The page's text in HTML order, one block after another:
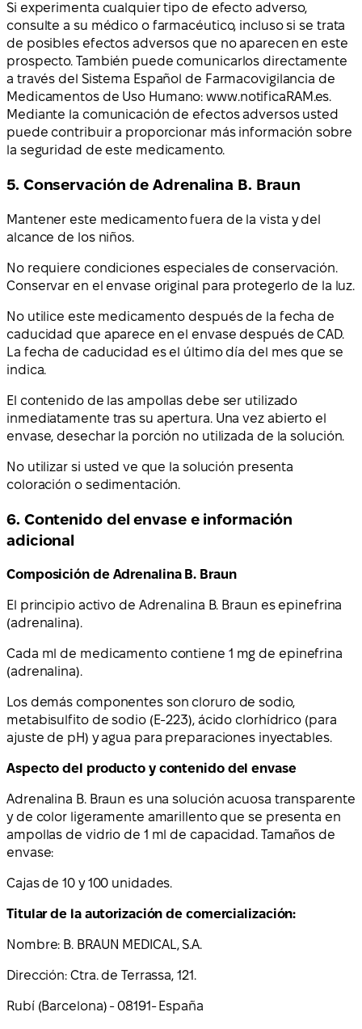
Si experimenta cualquier tipo de efecto adverso,
consulte a su médico o farmacéutico, incluso si se trata
de posibles efectos adversos que no aparecen en este
prospecto. También puede comunicarlos directamente
a través del Sistema Español de Farmacovigilancia de
Medicamentos de Uso Humano: www.notificaRAM.es.
Mediante la comunicación de efectos adversos usted
puede contribuir a proporcionar más información sobre
la seguridad de este medicamento.
5. Conservación de Adrenalina B. Braun
Mantener este medicamento fuera de la vista y del
alcance de los niños.
No requiere condiciones especiales de conservación.
Conservar en el envase original para protegerlo de la luz.
No utilice este medicamento después de la fecha de
caducidad que aparece en el envase después de CAD.
La fecha de caducidad es el último día del mes que se
indica.
El contenido de las ampollas debe ser utilizado
inmediatamente tras su apertura. Una vez abierto el
envase, desechar la porción no utilizada de la solución.
No utilizar si usted ve que la solución presenta
coloración o sedimentación.
6. Contenido del envase e información
adicional
Composición de Adrenalina B. Braun
El principio activo de Adrenalina B. Braun es epinefrina
(adrenalina).
Cada ml de medicamento contiene 1 mg de epinefrina
(adrenalina).
Los demás componentes son cloruro de sodio,
metabisulfito de sodio (E-223), ácido clorhídrico (para
ajuste de pH) y agua para preparaciones inyectables.
Aspecto del producto y contenido del envase
Adrenalina B. Braun es una solución acuosa transparente
y de color ligeramente amarillento que se presenta en
ampollas de vidrio de 1 ml de capacidad. Tamaños de
envase:
Cajas de 10 y 100 unidades.
Titular de la autorización de comercialización:
Nombre: B. BRAUN MEDICAL, S.A.
Dirección: Ctra. de Terrassa, 121.
Rubí (Barcelona) - 08191- España